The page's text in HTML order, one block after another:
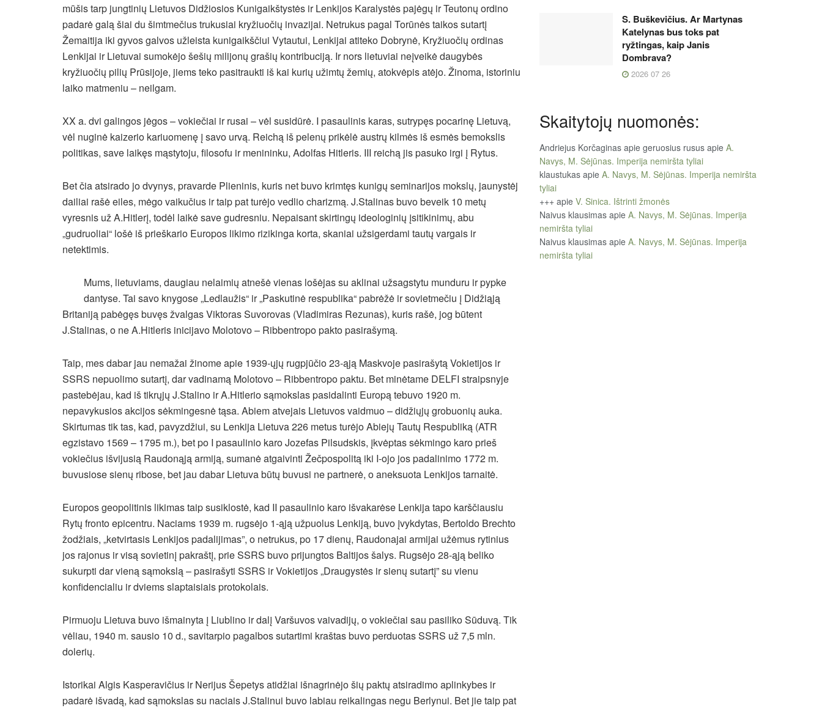
mūšis tarp jungtinių Lietuvos Didžiosios Kunigaikštystės ir Lenkijos Karalystės pajėgų ir Teutonų ordino
padarė galą šiai du šimtmečius trukusiai kryžiuočių invazijai. Netrukus pagal Torūnės taikos sutartį
Žemaitija iki gyvos galvos užleista kunigaikščiui Vytautui, Lenkijai atiteko Dobrynė, Kryžiuočių ordinas
Lenkijai ir Lietuvai sumokėjo šešių milijonų grašių kontribuciją. Ir nors lietuviai neįveikė daugybės
kryžiuočių pilių Prūsijoje, jiems teko pasitraukti iš kai kurių užimtų žemių, atokvėpis atėjo. Žinoma, istoriniu
laiko matmeniu – neilgam.
XX a. dvi galingos jėgos – vokiečiai ir rusai – vėl susidūrė. I pasaulinis karas, sutrypęs pocarinę Lietuvą,
vėl nuginė kaizerio kariuomenę į savo urvą. Reichą iš pelenų prikėlė austrų kilmės iš esmės bemokslis
politikas, save laikęs mąstytoju, filosofu ir menininku, Adolfas Hitleris. III reichą jis pasuko irgi į Rytus.
Bet čia atsirado jo dvynys, pravarde Plieninis, kuris net buvo krimtęs kunigų seminarijos mokslų, jaunystėj
dailiai rašė eiles, mėgo vaikučius ir taip pat turėjo vedlio charizmą. J.Stalinas buvo beveik 10 metų
vyresnis už A.Hitlerį, todėl laikė save gudresniu. Nepaisant skirtingų ideologinių įsitikinimų, abu
„gudruoliai“ lošė iš prieškario Europos likimo rizikinga korta, skaniai užsigerdami tautų vargais ir
netektimis.
Mums, lietuviams, daugiau nelaimių atnešė vienas lošėjas su aklinai užsagstytu munduru ir pypke
dantyse. Tai savo knygose „Ledlaužis“ ir „Paskutinė respublika“ pabrėžė ir sovietmečiu į Didžiąją
Britaniją pabėgęs buvęs žvalgas Viktoras Suvorovas (Vladimiras Rezunas), kuris rašė, jog būtent
J.Stalinas, o ne A.Hitleris inicijavo Molotovo – Ribbentropo pakto pasirašymą.
Taip, mes dabar jau nemažai žinome apie 1939-ųjų rugpjūčio 23-ąją Maskvoje pasirašytą Vokietijos ir
SSRS nepuolimo sutartį, dar vadinamą Molotovo – Ribbentropo paktu. Bet minėtame DELFI straipsnyje
pastebėjau, kad iš tikrųjų J.Stalino ir A.Hitlerio sąmokslas pasidalinti Europą tebuvo 1920 m.
nepavykusios akcijos sėkmingesnė tąsa. Abiem atvejais Lietuvos vaidmuo – didžiųjų grobuonių auka.
Skirtumas tik tas, kad, pavyzdžiui, su Lenkija Lietuva 226 metus turėjo Abiejų Tautų Respubliką (ATR
egzistavo 1569 – 1795 m.), bet po I pasaulinio karo Jozefas Pilsudskis, įkvėptas sėkmingo karo prieš
vokiečius išvijusią Raudonąją armiją, sumanė atgaivinti Žečpospolitą iki I-ojo jos padalinimo 1772 m.
buvusiose sienų ribose, bet jau dabar Lietuva būtų buvusi ne partnerė, o aneksuota Lenkijos tarnaitė.
Europos geopolitinis likimas taip susiklostė, kad II pasaulinio karo išvakarėse Lenkija tapo karščiausiu
Rytų fronto epicentru. Naciams 1939 m. rugsėjo 1-ąją užpuolus Lenkiją, buvo įvykdytas, Bertoldo Brechto
žodžiais, „ketvirtasis Lenkijos padalijimas”, o netrukus, po 17 dienų, Raudonajai armijai užėmus rytinius
jos rajonus ir visą sovietinį pakraštį, prie SSRS buvo prijungtos Baltijos šalys. Rugsėjo 28-ąją beliko
sukurpti dar vieną sąmokslą – pasirašyti SSRS ir Vokietijos „Draugystės ir sienų sutartį” su vienu
konfidencialiu ir dviems slaptaisiais protokolais.
Pirmuoju Lietuva buvo išmainyta į Liublino ir dalį Varšuvos vaivadijų, o vokiečiai sau pasiliko Sūduvą. Tik
vėliau, 1940 m. sausio 10 d., savitarpio pagalbos sutartimi kraštas buvo perduotas SSRS už 7,5 mln.
dolerių.
Istorikai Algis Kasperavičius ir Nerijus Šepetys atidžiai išnagrinėjo šių paktų atsiradimo aplinkybes ir
padarė išvadą, kad sąmokslas su naciais J.Stalinui buvo labiau reikalingas negu Berlynui. Bet jie taip pat
S. Buškevičius. Ar Martynas
Katelynas bus toks pat
ryžtingas, kaip Janis
Dombrava?
2026 07 26
Skaitytojų nuomonės:
Andriejus Korčaginas apie geruosius rusus apie A.
Navys, M. Sėjūnas. Imperija nemiršta tyliai
klaustukas apie A. Navys, M. Sėjūnas. Imperija nemiršta
tyliai
+++ apie V. Sinica. Ištrinti žmonės
Naivus klausimas apie A. Navys, M. Sėjūnas. Imperija
nemiršta tyliai
Naivus klausimas apie A. Navys, M. Sėjūnas. Imperija
nemiršta tyliai